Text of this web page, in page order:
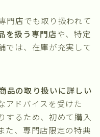
門店でも取り扱われて
を扱う専門店や、特定
では、在庫が充実して
品の取り扱いに詳しい
アドバイスを受けた
するため、初めて購入
た、専門店限定の特典